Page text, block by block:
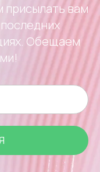
присылать вам
Обещаем